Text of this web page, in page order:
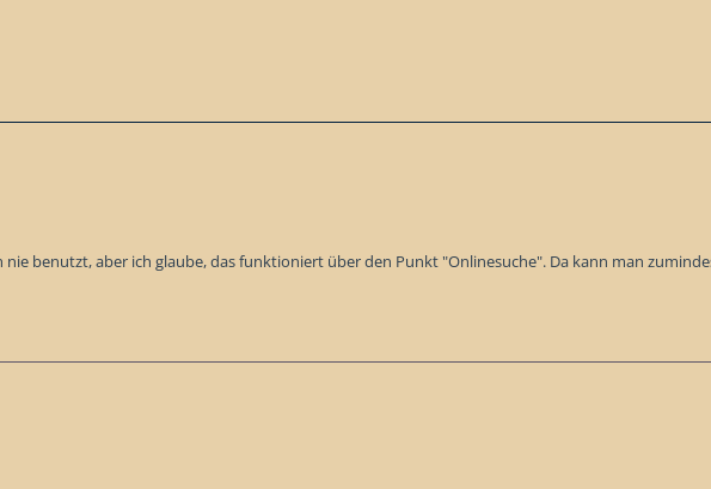
nie benutzt, aber ich glaube, das funktioniert über den Punkt "Onlinesuche". Da kann man